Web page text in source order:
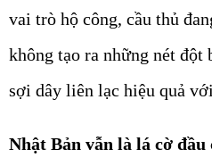
vai trò hộ công, cầu thủ
không tạo ra những nét đột
sợi dây liên lạc hiệu quả
Nhật Bản vẫn là lá cờ đầu